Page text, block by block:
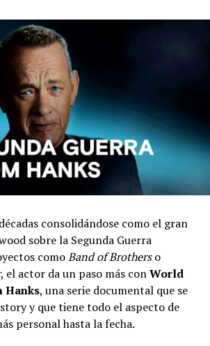
consolidándose como el gran
sobre la Segunda Guerra
comoBand of Brotherso
, el actor da un paso más conWorld
Hanks, una serie documental que se
y que tiene todo el aspecto de
personal hasta la fecha.